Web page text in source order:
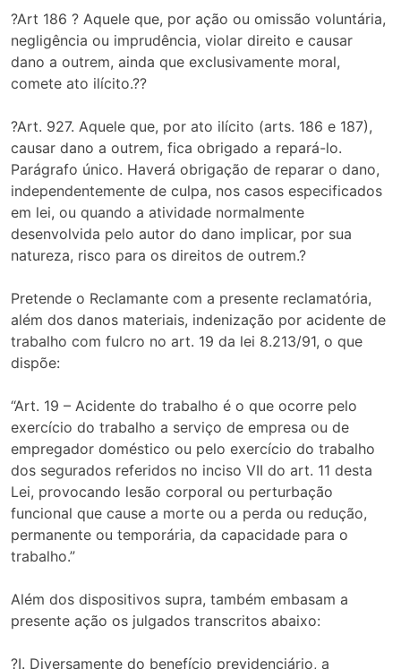
?Art 186 ? Aquele que, por ação ou omissão voluntária,
negligência ou imprudência, violar direito e causar
dano a outrem, ainda que exclusivamente moral,
comete ato ilícito.??
?Art. 927. Aquele que, por ato ilícito (arts. 186 e 187),
causar dano a outrem, fica obrigado a repará-lo.
Parágrafo único. Haverá obrigação de reparar o dano,
independentemente de culpa, nos casos especificados
em lei, ou quando a atividade normalmente
desenvolvida pelo autor do dano implicar, por sua
natureza, risco para os direitos de outrem.?
Pretende o Reclamante com a presente reclamatória,
além dos danos materiais, indenização por acidente de
trabalho com fulcro no art. 19 da lei 8.213/91, o que
dispõe:
“Art. 19 – Acidente do trabalho é o que ocorre pelo
exercício do trabalho a serviço de empresa ou de
empregador doméstico ou pelo exercício do trabalho
dos segurados referidos no inciso VII do art. 11 desta
Lei, provocando lesão corporal ou perturbação
funcional que cause a morte ou a perda ou redução,
permanente ou temporária, da capacidade para o
trabalho.”
Além dos dispositivos supra, também embasam a
presente ação os julgados transcritos abaixo:
?I. Diversamente do benefício previdenciário, a